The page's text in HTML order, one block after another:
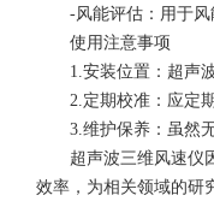
-风能评估：用于风
使用注意事项
1.安装位置：超声波
2.定期校准：应定期
3.维护保养：虽然无
超声波三维风速仪因
效率，为相关领域的研